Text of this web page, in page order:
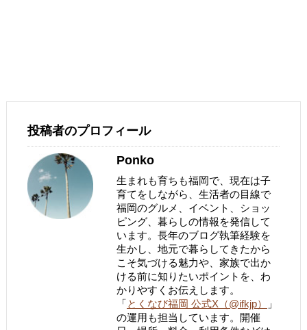
投稿者のプロフィール
Ponko
生まれも育ちも福岡で、現在は子
育てをしながら、生活者の目線で
福岡のグルメ、イベント、ショッ
ピング、暮らしの情報を発信して
います。長年のブログ執筆経験を
生かし、地元で暮らしてきたから
こそ気づける魅力や、家族で出か
ける前に知りたいポイントを、わ
かりやすくお伝えします。
「とくなび福岡 公式X（@ifkjp）
」
の運用も担当しています。開催